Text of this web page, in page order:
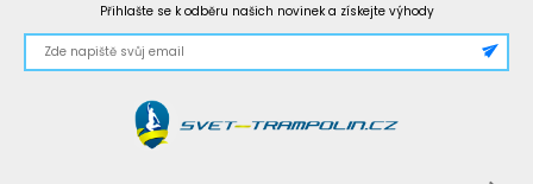
Přihlašte se k odběru našich novinek a získejte výhody